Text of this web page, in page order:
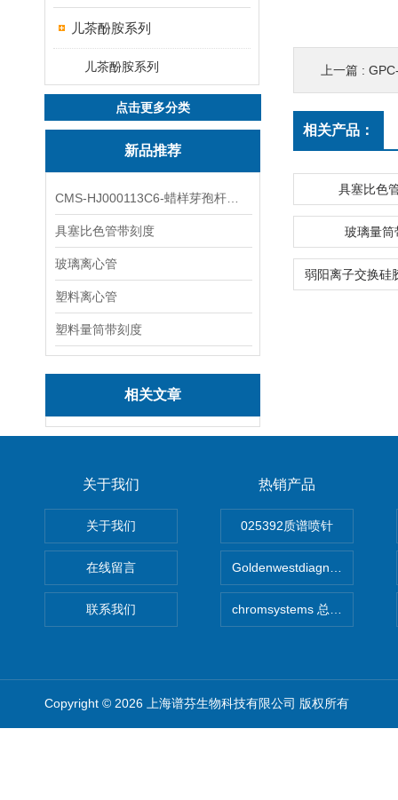
儿茶酚胺系列
儿茶酚胺系列
点击更多分类
新品推荐
具塞比色管带刻度
玻璃离心管
塑料离心管
塑料量筒带刻度
相关文章
上一篇 :
相关产品：
具塞比色
玻璃量筒
关于我们
关于我们
在线留言
联系我们
热销产品
025392质谱喷针
Goldenwestdiagnostics总代
chromsystems 总代理
Copyright © 2026 上海谱芬生物科技有限公司 版权所有